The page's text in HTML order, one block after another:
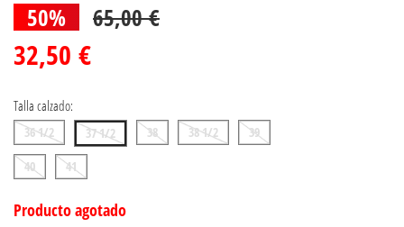
50% 65,00 €
32,50 €
Talla calzado:
36 1/2 37 1/2 38 38 1/2
39
40
41
Producto agotado